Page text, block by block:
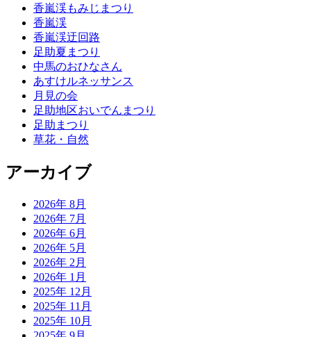
香嵐渓もみじまつり
香嵐渓
香嵐渓迂回路
足助夏まつり
中馬のおひなさん
あすけルネッサンス
月見の会
足助地区おいでんまつり
足助まつり
草花・自然
アーカイブ
2026年 8月
2026年 7月
2026年 6月
2026年 5月
2026年 2月
2026年 1月
2025年 12月
2025年 11月
2025年 10月